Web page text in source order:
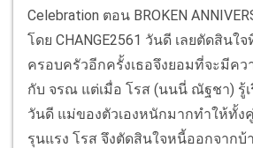
Celebration ตอน BROKEN
โดย CHANGE2561 วันดี เลยตัดสินใ
ครอบครัวอีกครั้งเธอจึงยอมที่จะมีค
กับ จรณ แต่เมื่อ โรส (นนนี่ ณัฐชา) รู้
วันดี แม่ของตัวเองหนักมากทำให้ทั้ง
รุนแรง โรส จึงตัดสินใจหนี้ออกจาก